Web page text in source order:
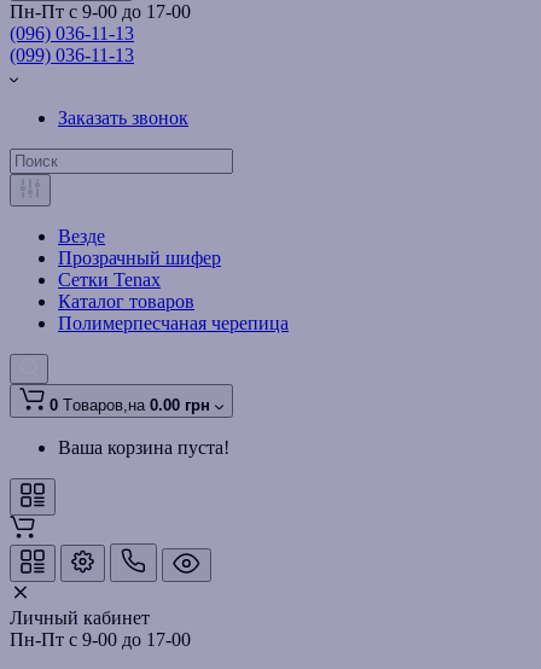
Пн-Пт с 9-00 до 17-00
(096) 036-11-13
(099) 036-11-13
Заказать звонок
Везде
Прозрачный шифер
Сетки Tenax
Каталог товаров
Полимерпесчаная черепица
0 Tоваров,на 0.00 грн
Ваша корзина пуста!
Личный кабинет
Пн-Пт с 9-00 до 17-00